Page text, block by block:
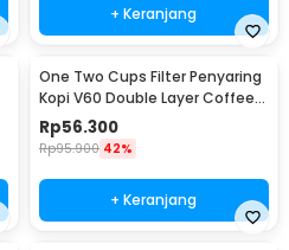
+ Keranjang
One Two Cups Filter Penyaring
Kopi V60 Double Layer Coffee
Filter - FS-40S
Rp56.300
Rp95.900 42%
+ Keranjang